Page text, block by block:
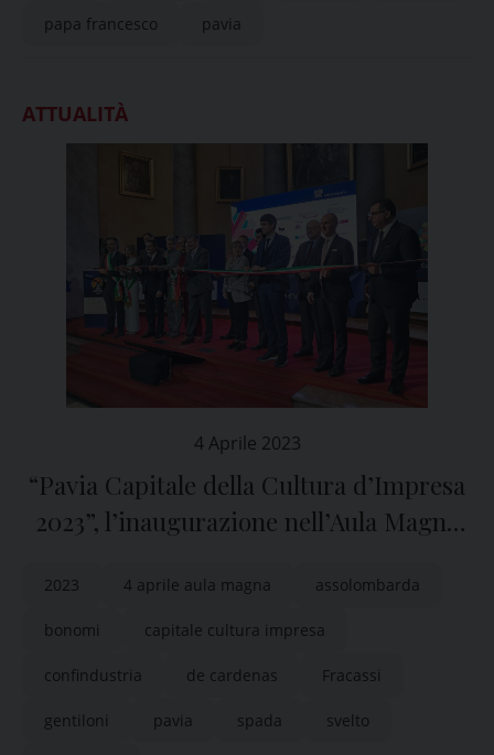
papa francesco pavia
ATTUALITÀ
4 Aprile 2023
“Pavia Capitale della Cultura d’Impresa
2023”, l’inaugurazione nell’Aula Magna
2023 4 aprile aula magna assolombarda
bonomi capitale cultura impresa
confindustria de cardenas Fracassi
gentiloni pavia spada svelto